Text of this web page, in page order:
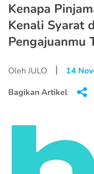
Kenapa
Kenali Syarat
Pengajuanmu
Oleh JULO |
14
Bagikan Artikel